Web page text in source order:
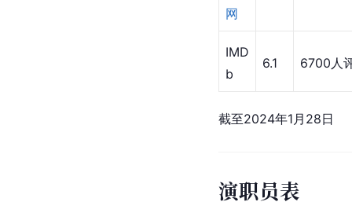
网
IMD
b
6.1 6700人
截至2024年1月28日
演职员表